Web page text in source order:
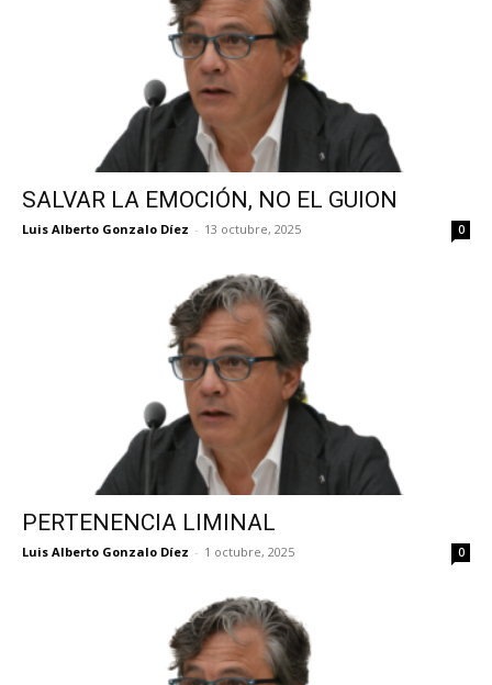
SALVAR LA EMOCIÓN, NO EL GUION
Luis Alberto Gonzalo Díez - 13 octubre, 2025 0
PERTENENCIA LIMINAL
Luis Alberto Gonzalo Díez - 1 octubre, 2025 0